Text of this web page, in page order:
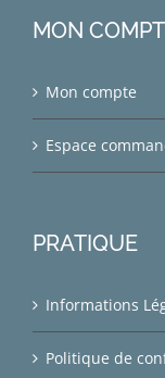
MON
Mon compte
Espace
PRATIQUE
Informations
Politique de